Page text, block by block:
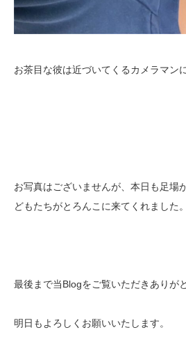
お茶目な彼は近づいてくるカメラマン
お写真はございませんが、本日も足場
どもたちがとろんこに来てくれました。
最後まで当Blogをご覧いただきありが
明日もよろしくお願いいたします。